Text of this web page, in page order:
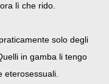
lì che rido.
solo degli
in gamba li tengo
eterosessuali.